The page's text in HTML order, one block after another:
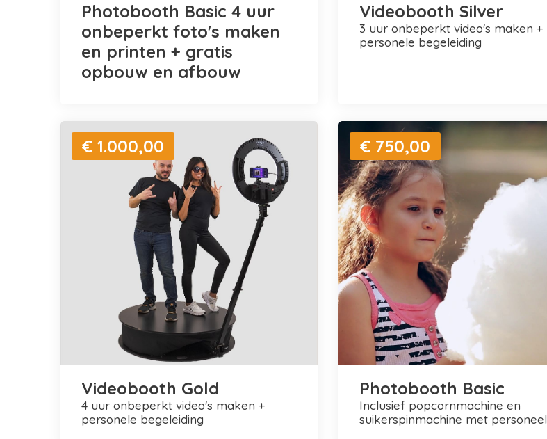
Photobooth Basic 4 uur
onbeperkt foto's maken
en printen + gratis
opbouw en afbouw
Videobooth Silver
3 uur onbeperkt video's maken +
personele begeleiding
€ 1.000,00
Videobooth Gold
4 uur onbeperkt video's maken +
personele begeleiding
€ 750,00
Photobooth Basic
inclusief popcornmachine en
suikerspinmachine met personeel